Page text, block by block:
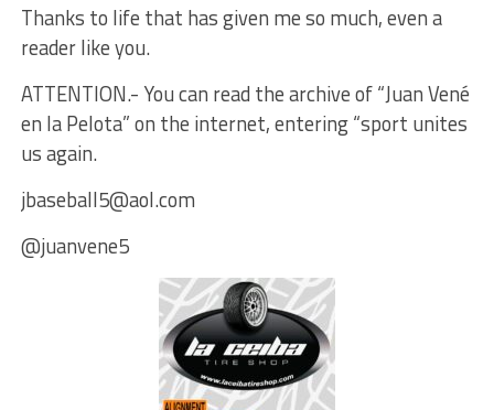
Thanks to life that has given me so much, even a
reader like you.
ATTENTION.- You can read the archive of “Juan Vené
en la Pelota” on the internet, entering “sport unites
us again.
jbaseball5@aol.com
@juanvene5